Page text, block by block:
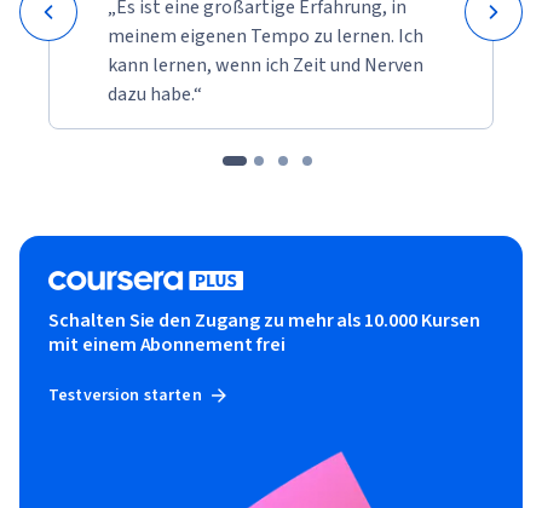
„Es ist eine großartige Erfahrung, in
meinem eigenen Tempo zu lernen. Ich
kann lernen, wenn ich Zeit und Nerven
dazu habe.“
Schalten Sie den Zugang zu mehr als 10.000 Kursen
mit einem Abonnement frei
Testversion starten